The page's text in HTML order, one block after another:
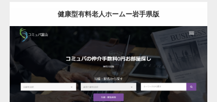
健康型有料老人ホームー岩手県版
更新日： 2023.03.09
健康型有料老人ホーム